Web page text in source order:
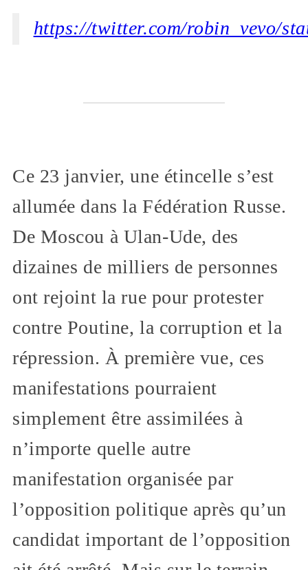
https://twitter.com/robin_vevo/
Ce 23 janvier, une étincelle s’est
allumée dans la Fédération Russe.
De Moscou à Ulan-Ude, des
dizaines de milliers de personnes
ont rejoint la rue pour protester
contre Poutine, la corruption et la
répression. À première vue, ces
manifestations pourraient
simplement être assimilées à
n’importe quelle autre
manifestation organisée par
l’opposition politique après qu’un
candidat important de l’opposition